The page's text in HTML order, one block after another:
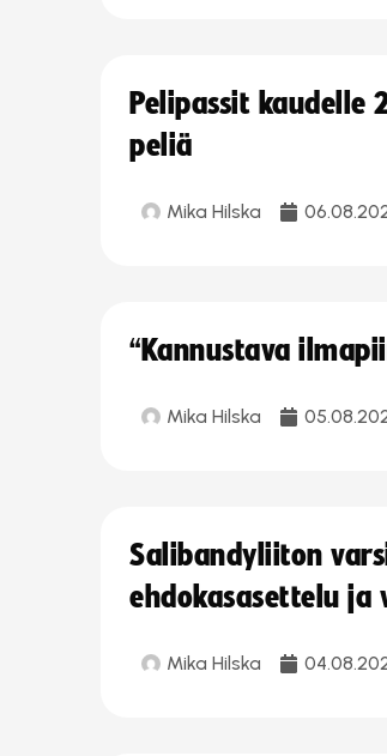
Pelipassit
peliä
Mika Hilska
“Kannustava
Mika Hilska
Salibandyliiton
ehdokasasettelu ja
Mika Hilska